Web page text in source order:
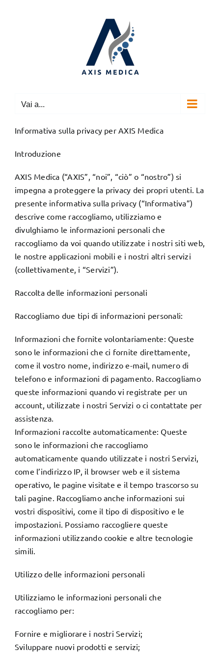
Vai a...
Informativa sulla privacy per AXIS Medica
Introduzione
AXIS Medica (“AXIS”, “noi”, “ciò” o “nostro”) si
impegna a proteggere la privacy dei propri utenti. La
presente informativa sulla privacy (“Informativa”)
descrive come raccogliamo, utilizziamo e
divulghiamo le informazioni personali che
raccogliamo da voi quando utilizzate i nostri siti web,
le nostre applicazioni mobili e i nostri altri servizi
(collettivamente, i “Servizi”).
Raccolta delle informazioni personali
Raccogliamo due tipi di informazioni personali:
Informazioni che fornite volontariamente: Queste
sono le informazioni che ci fornite direttamente,
come il vostro nome, indirizzo e-mail, numero di
telefono e informazioni di pagamento. Raccogliamo
queste informazioni quando vi registrate per un
account, utilizzate i nostri Servizi o ci contattate per
assistenza.
Informazioni raccolte automaticamente: Queste
sono le informazioni che raccogliamo
automaticamente quando utilizzate i nostri Servizi,
come l’indirizzo IP, il browser web e il sistema
operativo, le pagine visitate e il tempo trascorso su
tali pagine. Raccogliamo anche informazioni sui
vostri dispositivi, come il tipo di dispositivo e le
impostazioni. Possiamo raccogliere queste
informazioni utilizzando cookie e altre tecnologie
simili.
Utilizzo delle informazioni personali
Utilizziamo le informazioni personali che
raccogliamo per:
Fornire e migliorare i nostri Servizi;
Sviluppare nuovi prodotti e servizi;